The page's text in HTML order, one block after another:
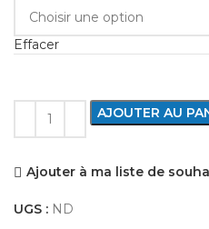
Effacer
AJOUTER AU
Ajouter à ma liste de
UGS : ND